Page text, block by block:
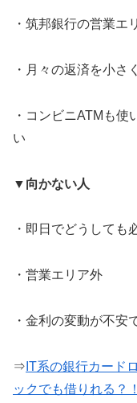
・筑邦銀行の営業エ
・月々の返済を小さ
・コンビニATMも
い
▼向かない人
・即日でどうしても
・営業エリア外
・金利の変動が不安
⇒ IT系の銀行カード
ックでも借りれる？